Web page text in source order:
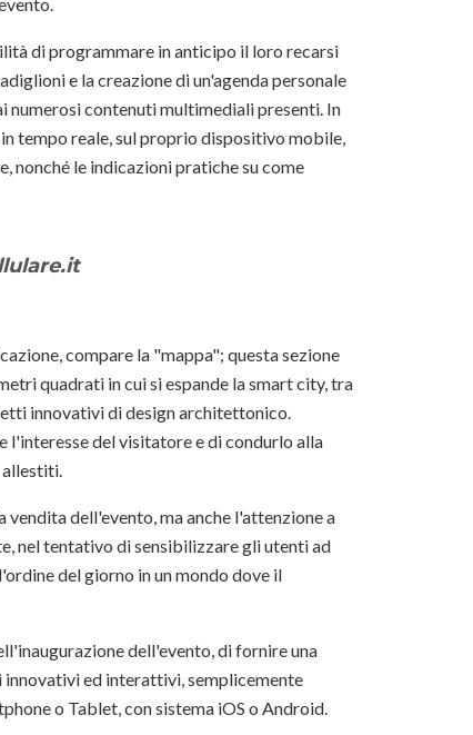
di programmare in anticipo il loro recarsi
e la creazione di un'agenda personale
numerosi contenuti multimediali presenti. In
tempo reale, sul proprio dispositivo mobile,
nonché le indicazioni pratiche su come
compare la "mappa"; questa sezione
quadrati in cui si espande la smart city, tra
innovativi di design architettonico.
del visitatore e di condurlo alla
dell'evento, ma anche l'attenzione a
nel tentativo di sensibilizzare gli utenti ad
del giorno in un mondo dove il
dell'evento, di fornire una
ed interattivi, semplicemente
o Tablet, con sistema iOS o Android.